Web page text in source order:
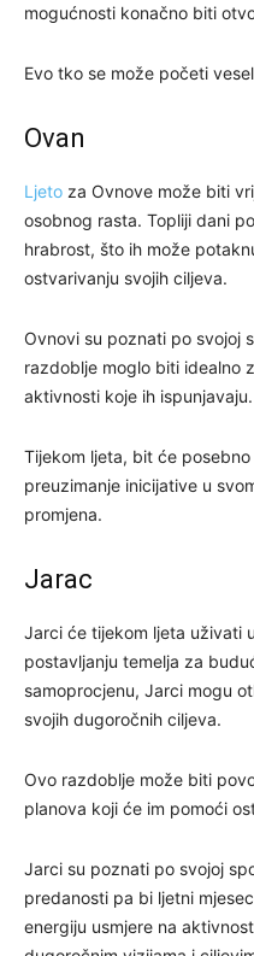
mogućnosti konačno biti
Evo tko se može početi
Ovan
Ljeto za Ovnove može biti
osobnog rasta. Topliji dani
hrabrost, što ih može
ostvarivanju svojih ciljeva.
Ovnovi su poznati po svojoj
razdoblje moglo biti idealno
aktivnosti koje ih ispunjavaju.
Tijekom ljeta, bit će
preuzimanje inicijative u
promjena.
Jarac
Jarci će tijekom ljeta uživati
postavljanju temelja za
samoprocjenu, Jarci mogu
svojih dugoročnih ciljeva.
Ovo razdoblje može biti
planova koji će im pomoći
Jarci su poznati po svojoj
predanosti pa bi ljetni
energiju usmjere na